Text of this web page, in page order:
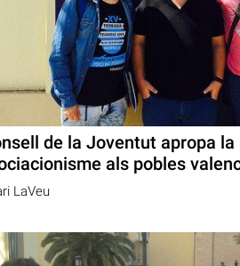
de la Joventut apropa
als pobles
LaVeu